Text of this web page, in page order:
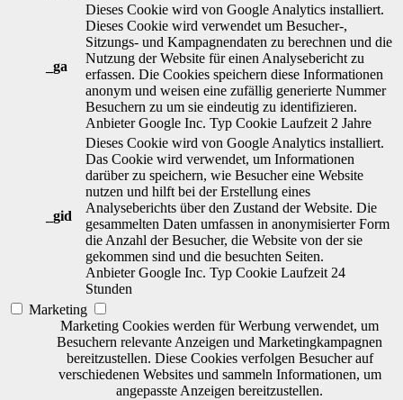
_ga
Dieses Cookie wird von Google Analytics installiert.
Dieses Cookie wird verwendet um Besucher-,
Sitzungs- und Kampagnendaten zu berechnen und die
Nutzung der Website für einen Analysebericht zu
erfassen. Die Cookies speichern diese Informationen
anonym und weisen eine zufällig generierte Nummer
Besuchern zu um sie eindeutig zu identifizieren.
Anbieter Google Inc. Typ Cookie Laufzeit 2 Jahre
_gid
Dieses Cookie wird von Google Analytics installiert.
Das Cookie wird verwendet, um Informationen
darüber zu speichern, wie Besucher eine Website
nutzen und hilft bei der Erstellung eines
Analyseberichts über den Zustand der Website. Die
gesammelten Daten umfassen in anonymisierter Form
die Anzahl der Besucher, die Website von der sie
gekommen sind und die besuchten Seiten.
Anbieter Google Inc. Typ Cookie Laufzeit 24
Stunden
Marketing
Marketing Cookies werden für Werbung verwendet, um
Besuchern relevante Anzeigen und Marketingkampagnen
bereitzustellen. Diese Cookies verfolgen Besucher auf
verschiedenen Websites und sammeln Informationen, um
angepasste Anzeigen bereitzustellen.